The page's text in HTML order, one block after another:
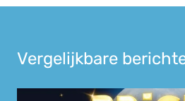
Vergelijkbare